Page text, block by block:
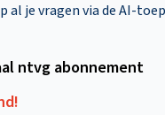
al je vragen via de AI-
ntvg abonnement